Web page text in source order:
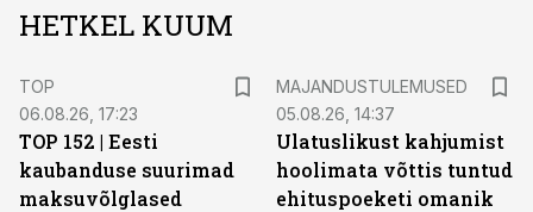
HETKEL KUUM
TOP
06.08.26, 17:23
TOP 152 | Eesti
kaubanduse suurimad
maksuvõlglased
MAJANDUSTULEMUSED
05.08.26, 14:37
Ulatuslikust kahjumist
hoolimata võttis tuntud
ehituspoeketi omanik